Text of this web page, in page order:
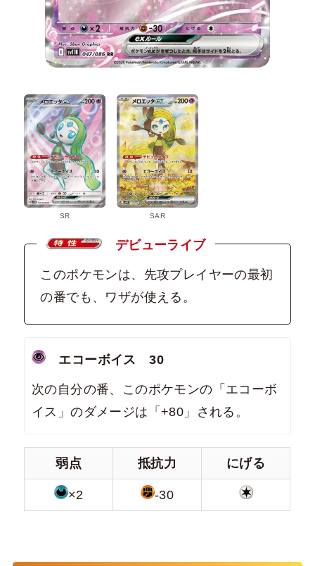
SR SAR
デビューライブ
このポケモンは、先攻プレイヤーの最初
の番でも、ワザが使える。
エコーボイス 30
次の自分の番、このポケモンの「エコーボ
イス」のダメージは「+80」される。
弱点 抵抗力 にげる
×2 -30